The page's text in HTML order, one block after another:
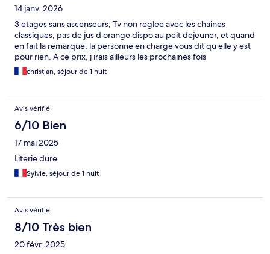
14 janv. 2026
3 etages sans ascenseurs, Tv non reglee avec les chaines
classiques, pas de jus d orange dispo au peit dejeuner, et quand
en fait la remarque, la personne en charge vous dit qu elle y est
pour rien. A ce prix, j irais ailleurs les prochaines fois
christian, séjour de 1 nuit
Avis vérifié
6/10 Bien
17 mai 2025
Literie dure
Sylvie, séjour de 1 nuit
Avis vérifié
8/10 Très bien
20 févr. 2025